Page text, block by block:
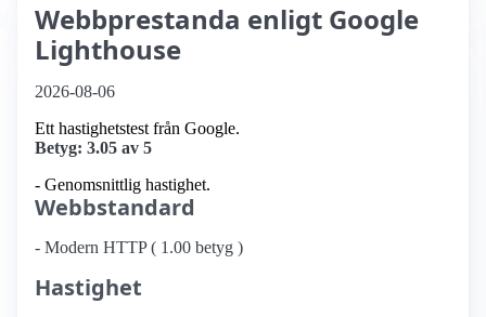
Webbprestanda enligt Google
Lighthouse
2026-08-06
Ett hastighetstest från Google.
Betyg: 3.05 av 5
- Genomsnittlig hastighet.
Webbstandard
- Modern HTTP ( 1.00 betyg )
Hastighet